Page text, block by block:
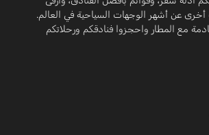
عن أشهر الوجهات السياحية في العالم.
مع المطار واحجزوا فنادقكم ورحلاتكم